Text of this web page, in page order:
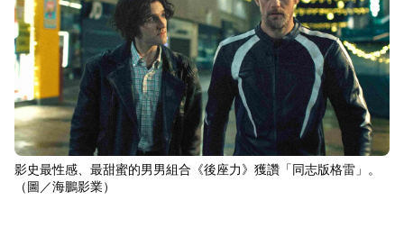
影史最性感、最甜蜜的男男組合《後座力》獲讚「同志版格雷」。
（圖／海鵬影業）